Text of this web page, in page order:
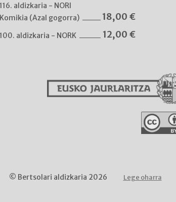
116. aldizkaria - NORI
Komikia (Azal gogorra)
18,00 €
100. aldizkaria - NORK 12,00 €
© Bertsolari aldizkaria 2026 Lege oharra